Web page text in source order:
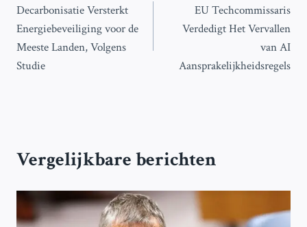
navigatie
Decarbonisatie Versterkt
Energiebeveiliging voor de
Meeste Landen, Volgens
Studie
EU Techcommissaris
Verdedigt Het Vervallen
van AI
Aansprakelijkheidsregels
Vergelijkbare berichten